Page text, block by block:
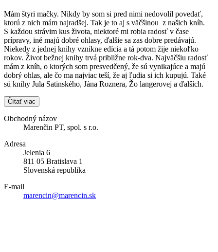
Mám štyri mačky. Nikdy by som si pred nimi nedovolil povedať,
ktorú z nich mám najradšej. Tak je to aj s väčšinou z našich kníh.
S každou strávim kus života, niektoré mi robia radosť v čase
prípravy, iné majú dobré ohlasy, ďalšie sa zas dobre predávajú.
Niekedy z jednej knihy vznikne edícia a tá potom žije niekoľko
rokov. Život bežnej knihy trvá približne rok-dva. Najväčšiu radosť
mám z kníh, o ktorých som presvedčený, že sú vynikajúce a majú
dobrý ohlas, ale čo ma najviac teší, že aj ľudia si ich kupujú. Také
sú knihy Jula Satinského, Jána Roznera, Žo langerovej a ďalších.
Čítať viac
Obchodný názov
Marenčin PT, spol. s r.o.
Adresa
Jelenia 6
811 05 Bratislava 1
Slovenská republika
E-mail
marencin@marencin.sk